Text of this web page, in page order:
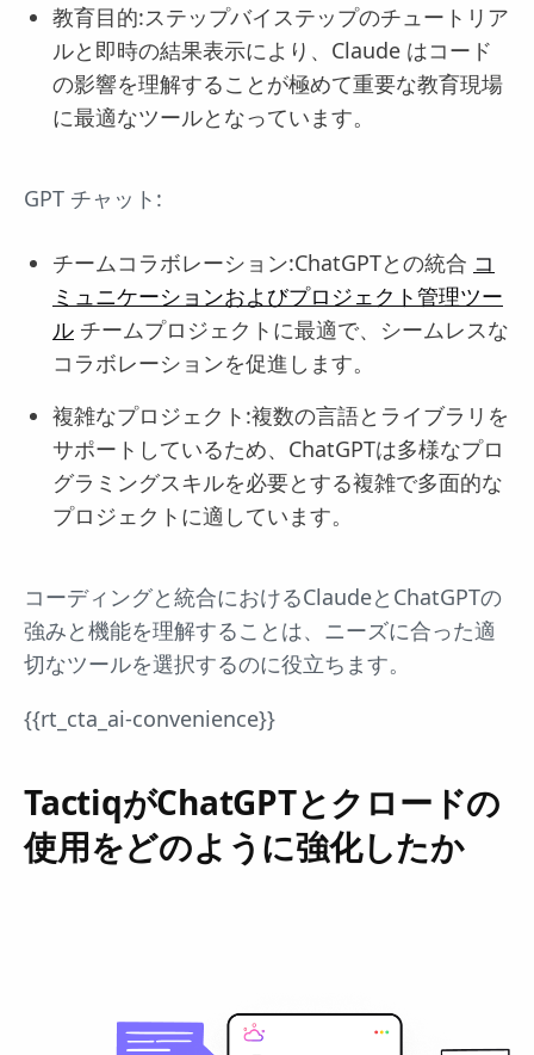
教育目的:ステップバイステップのチュートリア
ルと即時の結果表示により、Claude はコード
の影響を理解することが極めて重要な教育現場
に最適なツールとなっています。
GPT チャット:
チームコラボレーション:ChatGPTとの統合 コ
ミュニケーションおよびプロジェクト管理ツー
ル チームプロジェクトに最適で、シームレスな
コラボレーションを促進します。
複雑なプロジェクト:複数の言語とライブラリを
サポートしているため、ChatGPTは多様なプロ
グラミングスキルを必要とする複雑で多面的な
プロジェクトに適しています。
コーディングと統合におけるClaudeとChatGPTの
強みと機能を理解することは、ニーズに合った適
切なツールを選択するのに役立ちます。
{{rt_cta_ai-convenience}}
TactiqがChatGPTとクロードの
使用をどのように強化したか